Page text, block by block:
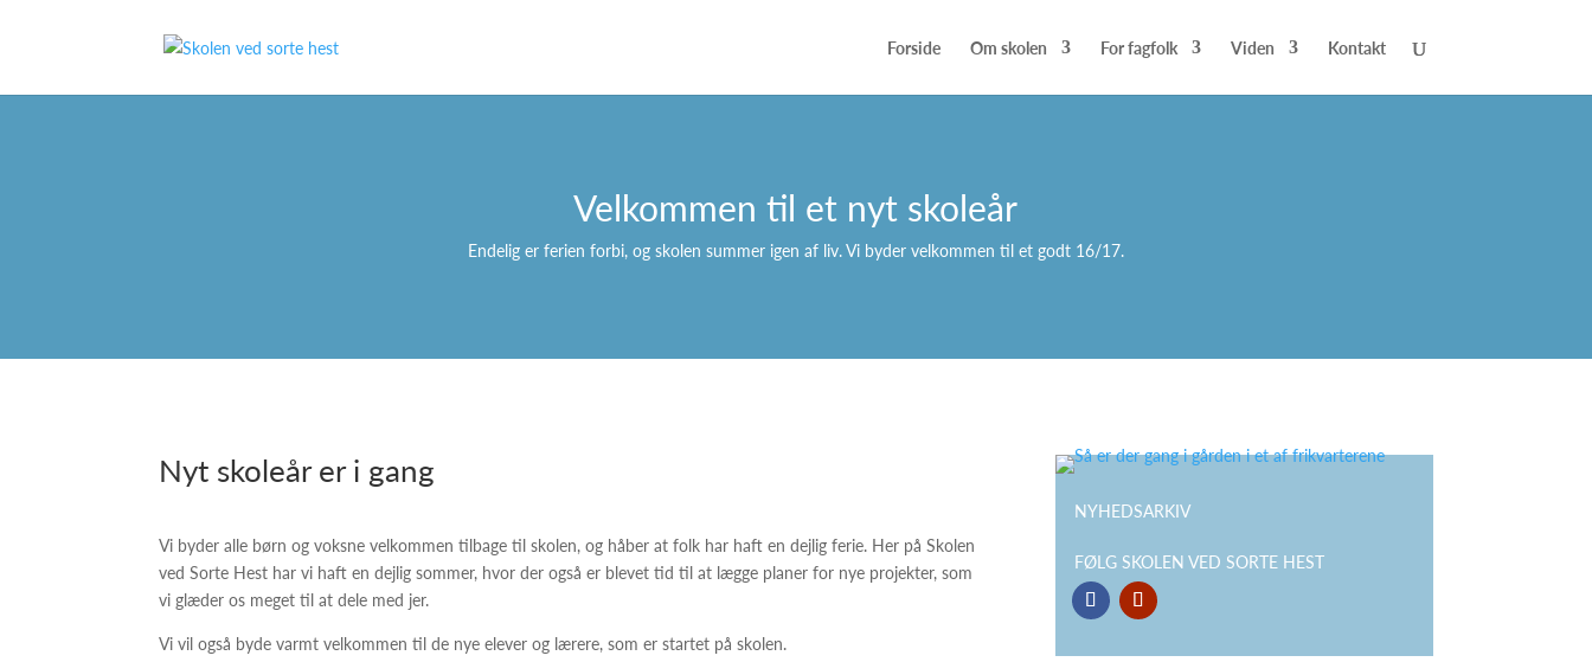
Forside Om skolen For fagfolk Viden Kontakt
Velkommen til et nyt skoleår
Endelig er ferien forbi, og skolen summer igen af liv. Vi byder velkommen til et godt 16/17.
Nyt skoleår er i gang
Vi byder alle børn og voksne velkommen tilbage til skolen, og håber at folk har haft en dejlig ferie. Her på Skolen
ved Sorte Hest har vi haft en dejlig sommer, hvor der også er blevet tid til at lægge planer for nye projekter, som
vi glæder os meget til at dele med jer.
Vi vil også byde varmt velkommen til de nye elever og lærere, som er startet på skolen.
NYHEDSARKIV
FØLG SKOLEN VED SORTE HEST